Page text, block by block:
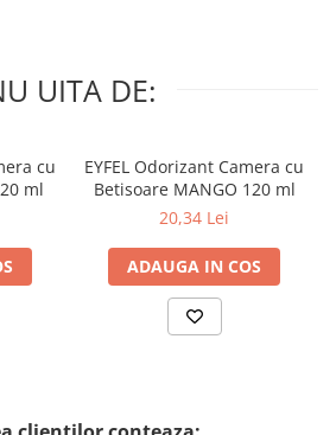
UITA DE:
cu
ml
EYFEL Odorizant Camera cu
Betisoare MANGO 120 ml
20,34 Lei
ADAUGA IN COS